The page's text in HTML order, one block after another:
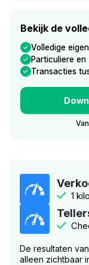
Bekijk de
Volledige
Particuliere
Transacties
1
De resultaten
alleen zichtbaar